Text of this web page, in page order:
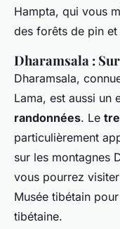
Hampta, qui vous
des forêts de pin
Dharamsala :
Dharamsala,
Lama, est aussi un
randonnées. Le
particulièrement
sur les montagnes
vous pourrez
Musée tibétain
tibétaine.